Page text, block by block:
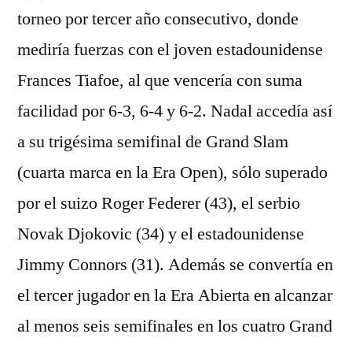
torneo por tercer año consecutivo, donde
mediría fuerzas con el joven estadounidense
Frances Tiafoe, al que vencería con suma
facilidad por 6-3, 6-4 y 6-2. Nadal accedía así
a su trigésima semifinal de Grand Slam
(cuarta marca en la Era Open), sólo superado
por el suizo Roger Federer (43), el serbio
Novak Djokovic (34) y el estadounidense
Jimmy Connors (31). Además se convertía en
el tercer jugador en la Era Abierta en alcanzar
al menos seis semifinales en los cuatro Grand